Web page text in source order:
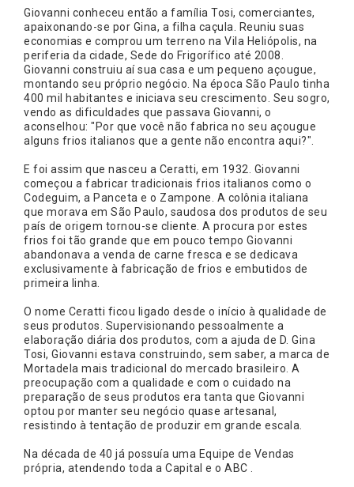
Giovanni conheceu então a família Tosi, comerciantes,
apaixonando-se por Gina, a filha caçula. Reuniu suas
economias e comprou um terreno na Vila Heliópolis, na
periferia da cidade, Sede do Frigorífico até 2008.
Giovanni construiu aí sua casa e um pequeno açougue,
montando seu próprio negócio. Na época São Paulo tinha
400 mil habitantes e iniciava seu crescimento. Seu sogro,
vendo as dificuldades que passava Giovanni, o
aconselhou: "Por que você não fabrica no seu açougue
alguns frios italianos que a gente não encontra aqui?".
E foi assim que nasceu a Ceratti, em 1932. Giovanni
começou a fabricar tradicionais frios italianos como o
Codeguim, a Panceta e o Zampone. A colônia italiana
que morava em São Paulo, saudosa dos produtos de seu
país de origem tornou-se cliente. A procura por estes
frios foi tão grande que em pouco tempo Giovanni
abandonava a venda de carne fresca e se dedicava
exclusivamente à fabricação de frios e embutidos de
primeira linha.
O nome Ceratti ficou ligado desde o início à qualidade de
seus produtos. Supervisionando pessoalmente a
elaboração diária dos produtos, com a ajuda de D. Gina
Tosi, Giovanni estava construindo, sem saber, a marca de
Mortadela mais tradicional do mercado brasileiro. A
preocupação com a qualidade e com o cuidado na
preparação de seus produtos era tanta que Giovanni
optou por manter seu negócio quase artesanal,
resistindo à tentação de produzir em grande escala.
Na década de 40 já possuía uma Equipe de Vendas
própria, atendendo toda a Capital e o ABC .